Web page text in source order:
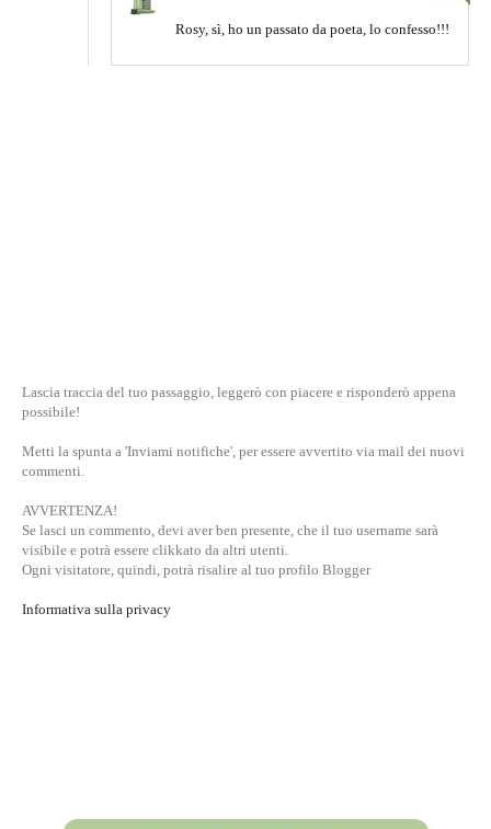
Rosy, sì, ho un passato da poeta, lo confesso!!!
Lascia traccia del tuo passaggio, leggerò con piacere e risponderò appena
possibile!
Metti la spunta a 'Inviami notifiche', per essere avvertito via mail dei nuovi
commenti.
AVVERTENZA!
Se lasci un commento, devi aver ben presente, che il tuo username sarà
visibile e potrà essere clikkato da altri utenti.
Ogni visitatore, quindi, potrà risalire al tuo profilo Blogger
Informativa sulla privacy